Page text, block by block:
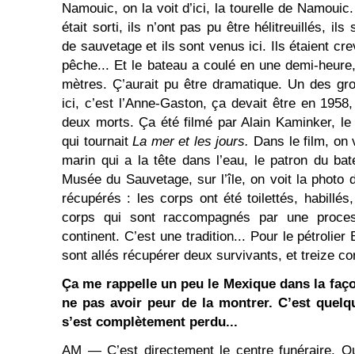
Namouic, on la voit d’ici, la tourelle de
était sorti, ils n’ont pas pu être hélitreuillés, ils
de sauvetage et ils sont venus ici. Ils étaient
pêche... Et le bateau a coulé en une demi-
mètres. Ç’aurait pu être dramatique. Un des
ici, c’est l’Anne-Gaston, ça devait être en
deux morts. Ça été filmé par Alain Kaminker,
qui tournaitLa mer et les jours. Dans le film, on
marin qui a la tête dans l’eau, le patron du
Musée du Sauvetage, sur l’île, on voit la photo
récupérés : les corps ont été toilettés,
corps qui sont raccompagnés par une
continent. C’est une tradition... Pour le pétrolier
sont allés récupérer deux survivants, et treize
Ça me rappelle un peu le Mexique dans la
ne pas avoir peur de la montrer. C’est
s’est complètement perdu...
AM ― C’est directement le centre funéraire.